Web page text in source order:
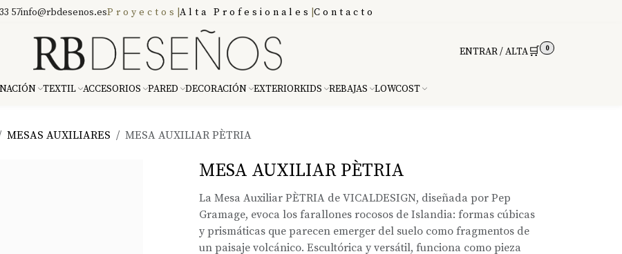
57info@rbdesenos.esProyectos Alta Profesionales Contacto
ENTRAR / ALTA🛒 0
TEXTIL ACCESORIOS PARED DECORACIÓN EXTERIORKIDS REBAJAS LOWCOST
MESAS AUXILIARES MESA AUXILIAR PÈTRIA
MESA AUXILIAR PÈTRIA
La Mesa Auxiliar PÈTRIA de VICALDESIGN, diseñada por Pep
Gramage, evoca los farallones rocosos de Islandia: formas cúbicas
y prismáticas que parecen emerger del suelo como fragmentos de
un paisaje volcánico. Escultórica y versátil, funciona como pieza